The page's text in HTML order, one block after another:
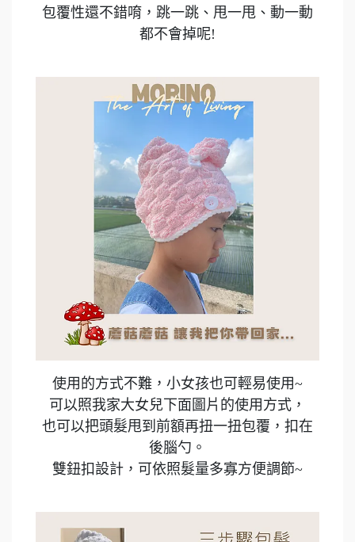
包覆性還不錯唷，跳一跳、甩一甩、動一動
都不會掉呢!
使用的方式不難，小女孩也可輕易使用~
可以照我家大女兒下面圖片的使用方式，
也可以把頭髮甩到前額再扭一扭包覆，扣在
後腦勺。
雙鈕扣設計，可依照髮量多寡方便調節~